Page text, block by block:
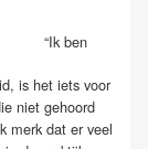
“Ik ben
is het iets voor
niet gehoord
merk dat er veel